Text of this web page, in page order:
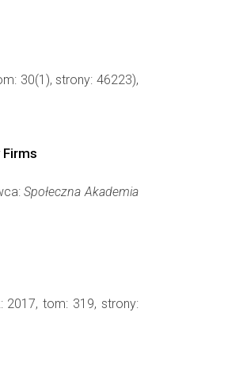
30(1), strony: 46223),
Społeczna Akademia
2017, tom: 319, strony: